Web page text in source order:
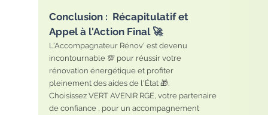
Conclusion :  Récapitulatif et
Appel à l'Action Final 🚀
L'Accompagnateur Rénov' est devenu
incontournable 💯 pour réussir votre
rénovation énergétique et profiter
pleinement des aides de l'État 🎁.
Choisissez VERT AVENIR RGE, votre partenaire
de confiance , pour un accompagnement